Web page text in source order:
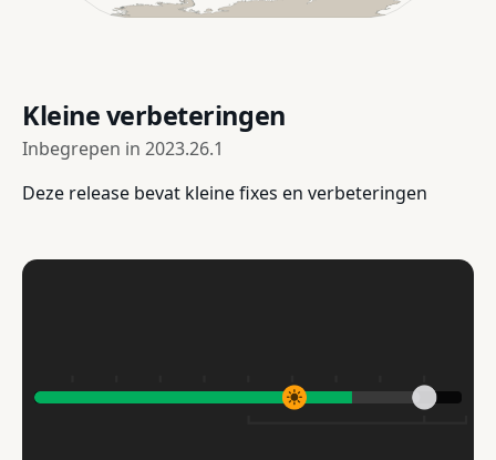
Kleine verbeteringen
Inbegrepen in 2023.26.1
Deze release bevat kleine fixes en verbeteringen